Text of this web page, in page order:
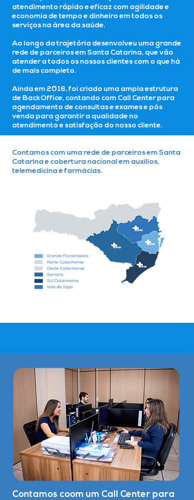
atendimento rápido e eficaz com agilidade e
economia de tempo e dinheiro em todos os
serviços na área da saúde.
Ao longo da trajetória desenvolveu uma grande
rede de parceiros em Santa Catarina, que vão
atender a todos os nossos clientes com o que há
de mais completo.
Ainda em 2016, foi criado uma ampla estrutura
de BackOffice, contando com Call Center para
agendamento de consultas e exames e pós
venda para garantir a qualidade no
atendimento e satisfação do nosso cliente.
Contamos com uma rede de parceiros em Santa
Catarina e cobertura nacional em auxilios,
telemedicina e farmácias.
Contamos coom um Call Center para